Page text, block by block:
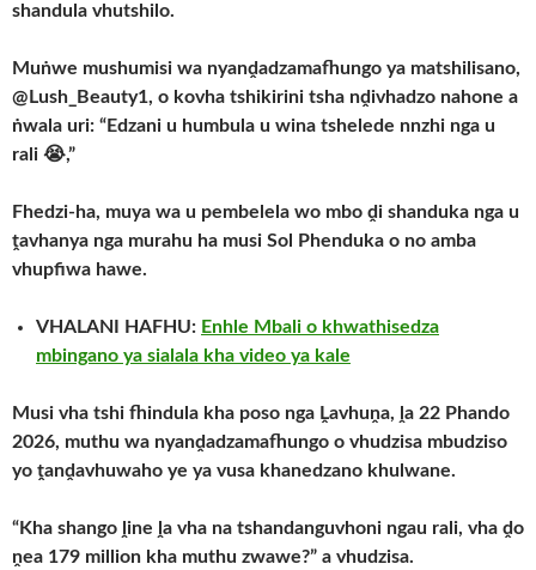
shandula vhutshilo.
Muṅwe mushumisi wa nyanḓadzamafhungo ya matshilisano,
@Lush_Beauty1, o kovha tshikirini tsha nḓivhadzo nahone a
ṅwala uri: “Edzani u humbula u wina tshelede nnzhi nga u
rali 😭,”
Fhedzi-ha, muya wa u pembelela wo mbo ḓi shanduka nga u
ṱavhanya nga murahu ha musi Sol Phenduka o no amba
vhupfiwa hawe.
VHALANI HAFHU: Enhle Mbali o khwathisedza
mbingano ya sialala kha video ya kale
Musi vha tshi fhindula kha poso nga Ḽavhuṋa, ḽa 22 Phando
2026, muthu wa nyanḓadzamafhungo o vhudzisa mbudziso
yo ṱanḓavhuwaho ye ya vusa khanedzano khulwane.
“Kha shango ḽine ḽa vha na tshandanguvhoni ngau rali, vha ḓo
ṋea 179 million kha muthu zwawe?” a vhudzisa.